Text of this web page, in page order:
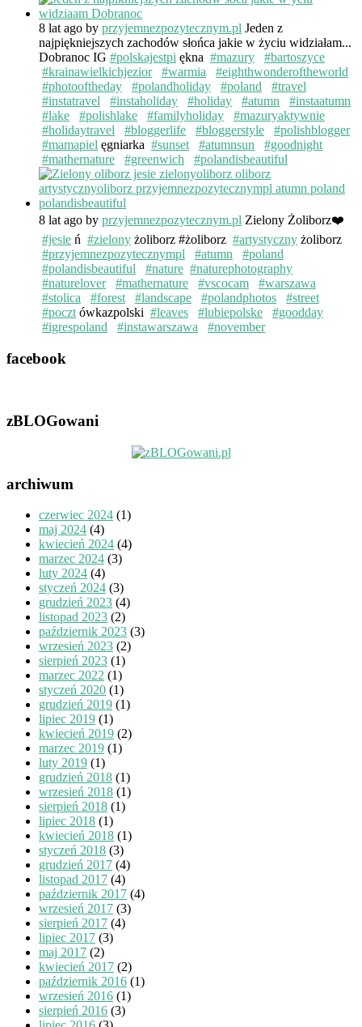
8 lat ago by przyjemnezpozytecznym.pl Jeden z
najpiękniejszych zachodów słońca jakie w życiu widziałam...
Dobranoc IG #polskajestpi ękna #mazury
#bartoszyce
#krainawielkichjezior
#warmia
#eighthwonderoftheworld
#photooftheday
#polandholiday #poland
#travel
#instatravel
#instaholiday #holiday #atumn
#instaatumn
#lake
#polishlake #familyholiday
#mazuryaktywnie
#holidaytravel
#bloggerlife #bloggerstyle
#polishblogger
#mamapiel ęgniarka #sunset #atumnsun
#goodnight
#mathernature
#greenwich #polandisbeautiful
8 lat ago by przyjemnezpozytecznym.pl Zielony Żoliborz❤️
#jesie ń #zielony żoliborz #żoliborz #artystyczny żoliborz
#przyjemnezpozytecznympl
#atumn
#poland
#polandisbeautiful
#nature #naturephotography
#naturelover
#mathernature #vscocam
#warszawa
#stolica
#forest #landscape #polandphotos
#street
#poczt ówkazpolski #leaves #lubiepolske
#goodday
#igrespoland
#instawarszawa #november
facebook
zBLOGowani
archiwum
czerwiec 2024 (1)
maj 2024 (4)
kwiecień 2024 (4)
marzec 2024 (3)
luty 2024 (4)
styczeń 2024 (3)
grudzień 2023 (4)
listopad 2023 (2)
październik 2023 (3)
wrzesień 2023 (2)
sierpień 2023 (1)
marzec 2022 (1)
styczeń 2020 (1)
grudzień 2019 (1)
lipiec 2019 (1)
kwiecień 2019 (2)
marzec 2019 (1)
luty 2019 (1)
grudzień 2018 (1)
wrzesień 2018 (1)
sierpień 2018 (1)
lipiec 2018 (1)
kwiecień 2018 (1)
styczeń 2018 (3)
grudzień 2017 (4)
listopad 2017 (4)
październik 2017 (4)
wrzesień 2017 (3)
sierpień 2017 (4)
lipiec 2017 (3)
maj 2017 (2)
kwiecień 2017 (2)
październik 2016 (1)
wrzesień 2016 (1)
sierpień 2016 (3)